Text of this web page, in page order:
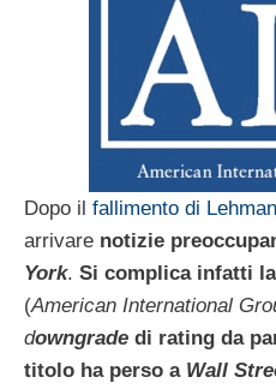
Dopo il fallimento di
arrivare notizie
York. Si complica infatti
(American International
downgrade di rating da
titolo ha perso a Wall